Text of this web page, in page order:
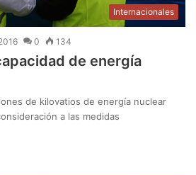
Internacionales
0 134
de energía
de kilovatios de energía nuclear
a las medidas